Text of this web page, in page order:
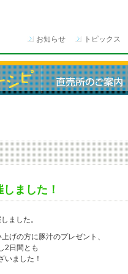
お知らせ トピックス
ました！
ました。
げの方に豚汁のプレゼント、
2日間とも
いました！